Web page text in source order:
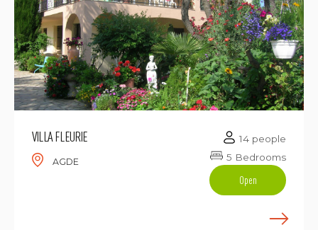
VILLA FLEURIE
AGDE
14 people
5 Bedrooms
Open